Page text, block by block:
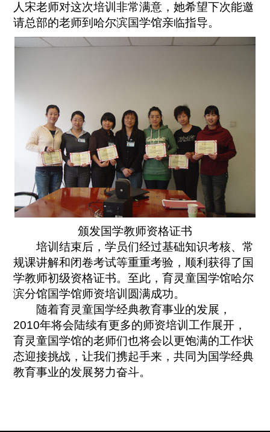
人宋老师对这次培训非常满意，她希望下次能邀
请总部的老师到哈尔滨国学馆亲临指导。
颁发国学教师资格证书
培训结束后，学员们经过基础知识考核、常
规课讲解和闭卷考试等重重考验，顺利获得了国
学教师初级资格证书。至此，育灵童国学馆哈尔
滨分馆国学馆师资培训圆满成功。
随着育灵童国学经典教育事业的发展，
2010年将会陆续有更多的师资培训工作展开，
育灵童国学馆的老师们也将会以更饱满的工作状
态迎接挑战，让我们携起手来，共同为国学经典
教育事业的发展努力奋斗。